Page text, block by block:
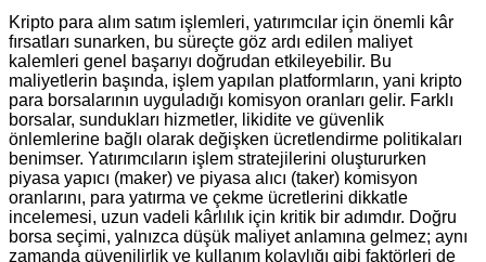
Kripto para alım satım işlemleri, yatırımcılar için önemli kâr
fırsatları sunarken, bu süreçte göz ardı edilen maliyet
kalemleri genel başarıyı doğrudan etkileyebilir. Bu
maliyetlerin başında, işlem yapılan platformların, yani kripto
para borsalarının uyguladığı komisyon oranları gelir. Farklı
borsalar, sundukları hizmetler, likidite ve güvenlik
önlemlerine bağlı olarak değişken ücretlendirme politikaları
benimser. Yatırımcıların işlem stratejilerini oluştururken
piyasa yapıcı (maker) ve piyasa alıcı (taker) komisyon
oranlarını, para yatırma ve çekme ücretlerini dikkatle
incelemesi, uzun vadeli kârlılık için kritik bir adımdır. Doğru
borsa seçimi, yalnızca düşük maliyet anlamına gelmez; aynı
zamanda güvenilirlik ve kullanım kolaylığı gibi faktörleri de